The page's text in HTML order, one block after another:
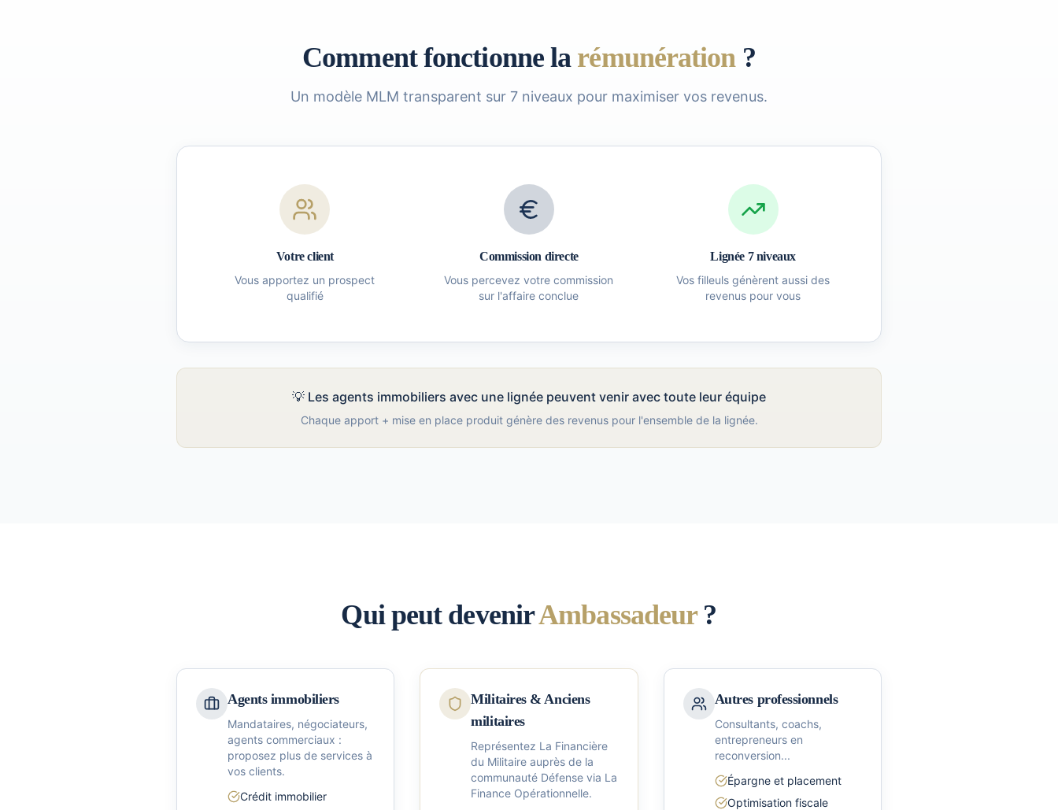
Comment fonctionne la rémunération?
Un modèle MLM transparent sur 7 niveaux pour maximiser vos revenus.
Votre client
Vous apportez un prospect
qualifié
Commission directe
Vous percevez votre commission
sur l'affaire conclue
Lignée 7 niveaux
Vos filleuls génèrent aussi des
revenus pour vous
💡 Les agents immobiliers avec une lignée peuvent venir avec toute leur équipe
Chaque apport + mise en place produit génère des revenus pour l'ensemble de la lignée.
Qui peut devenirAmbassadeur?
Agents immobiliers
Mandataires, négociateurs,
agents commerciaux :
proposez plus de services à
vos clients.
Crédit immobilier
Militaires & Anciens
militaires
Représentez La Financière
du Militaire auprès de la
communauté Défense via La
Finance Opérationnelle.
Autres professionnels
Consultants, coachs,
entrepreneurs en
reconversion...
Épargne et placement
Optimisation fiscale